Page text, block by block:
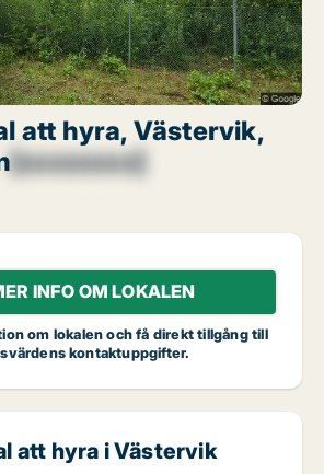
att hyra, Västervik,
[xxxxxxxx]
INFO OM LOKALEN
om lokalen och få direkt tillgång till
kontaktuppgifter.
att hyra i Västervik